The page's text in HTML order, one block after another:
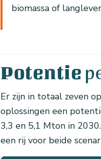
biomassa of
Potentie
Er zijn in totaal zeven
oplossingen een
3,3 en 5,1 Mton in
een rij voor beide